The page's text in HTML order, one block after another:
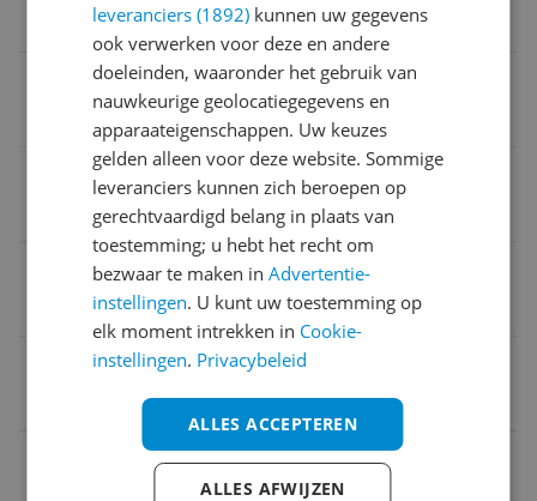
Aansluitingen
True Wireless
Gemiddelde accuduur
Type connectie
Noise cancelling
leveranciers (1892) kunnen uw gegevens
ook verwerken voor deze en andere
doeleinden, waaronder het gebruik van
nauwkeurige geolocatiegegevens en
apparaateigenschappen. Uw keuzes
gelden alleen voor deze website. Sommige
leveranciers kunnen zich beroepen op
gerechtvaardigd belang in plaats van
toestemming; u hebt het recht om
bezwaar te maken inAdvertentie-
instellingen. U kunt uw toestemming op
elk moment intrekken in Cookie-
instellingen. Privacybeleid
ALLES ACCEPTEREN
ALLES AFWIJZEN